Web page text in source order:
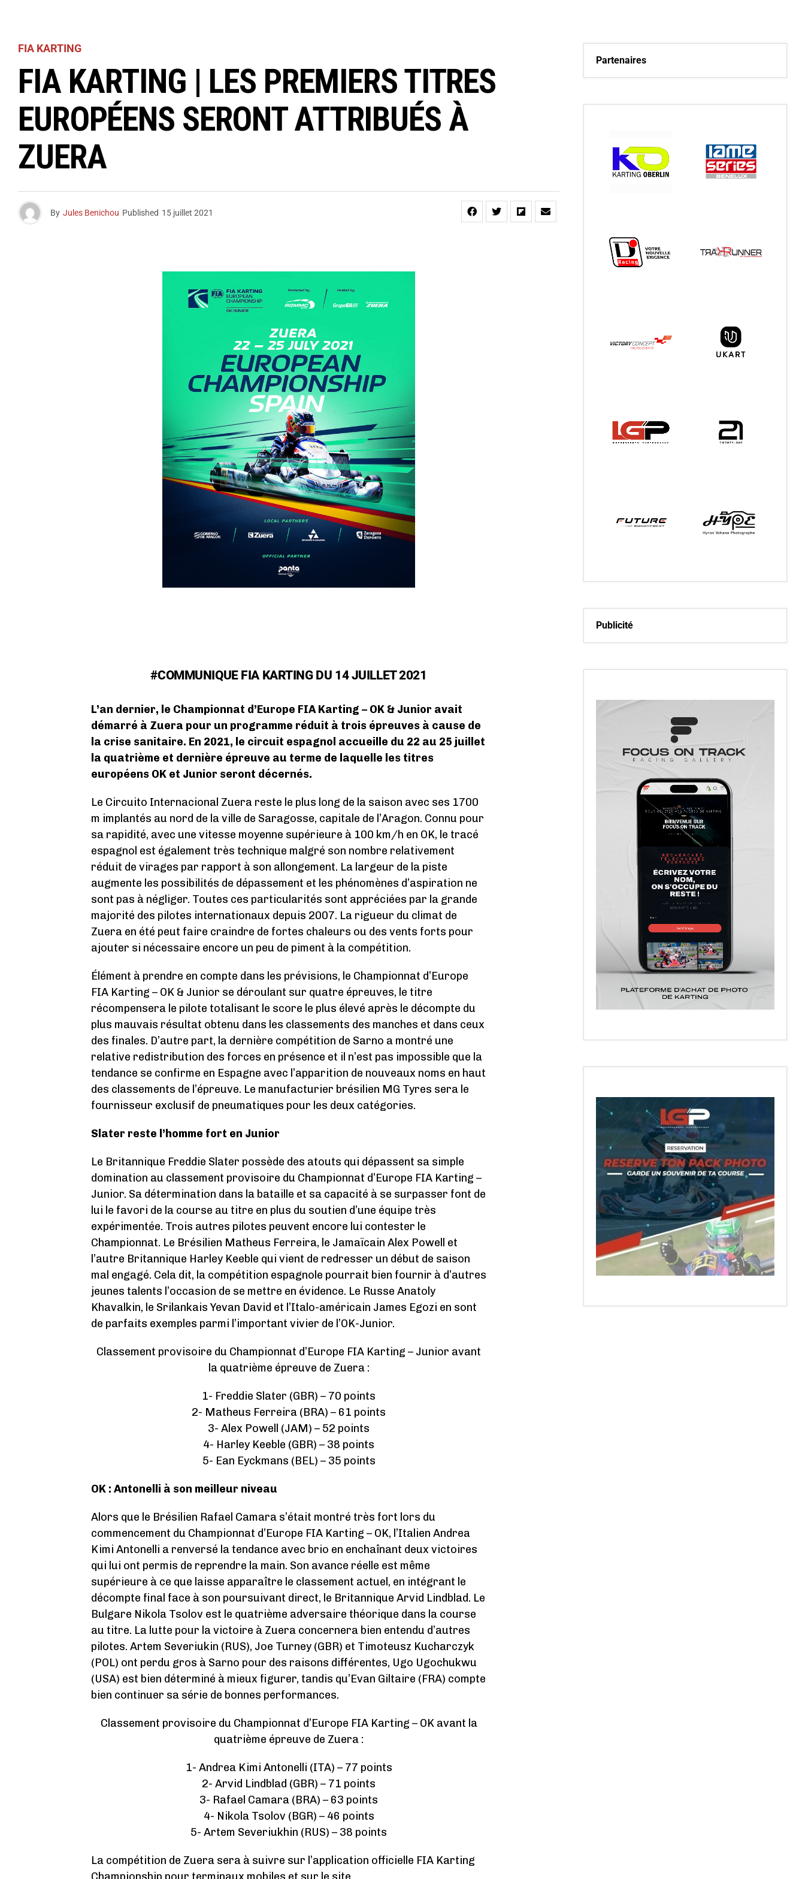
FIA KARTING
FIA KARTING | LES PREMIERS TITRES
EUROPÉENS SERONT ATTRIBUÉS À
ZUERA
By Jules Benichou Published 15 juillet 2021
#COMMUNIQUE FIA KARTING DU 14 JUILLET 2021
L’an dernier, le Championnat d’Europe FIA Karting – OK & Junior avait
démarré à Zuera pour un programme réduit à trois épreuves à cause de
la crise sanitaire. En 2021, le circuit espagnol accueille du 22 au 25 juillet
la quatrième et dernière épreuve au terme de laquelle les titres
européens OK et Junior seront décernés.
Le Circuito Internacional Zuera reste le plus long de la saison avec ses 1700
m implantés au nord de la ville de Saragosse, capitale de l’Aragon. Connu pour
sa rapidité, avec une vitesse moyenne supérieure à 100 km/h en OK, le tracé
espagnol est également très technique malgré son nombre relativement
réduit de virages par rapport à son allongement. La largeur de la piste
augmente les possibilités de dépassement et les phénomènes d’aspiration ne
sont pas à négliger. Toutes ces particularités sont appréciées par la grande
majorité des pilotes internationaux depuis 2007. La rigueur du climat de
Zuera en été peut faire craindre de fortes chaleurs ou des vents forts pour
ajouter si nécessaire encore un peu de piment à la compétition.
Élément à prendre en compte dans les prévisions, le Championnat d’Europe
FIA Karting – OK & Junior se déroulant sur quatre épreuves, le titre
récompensera le pilote totalisant le score le plus élevé après le décompte du
plus mauvais résultat obtenu dans les classements des manches et dans ceux
des finales. D’autre part, la dernière compétition de Sarno a montré une
relative redistribution des forces en présence et il n’est pas impossible que la
tendance se confirme en Espagne avec l’apparition de nouveaux noms en haut
des classements de l’épreuve. Le manufacturier brésilien MG Tyres sera le
fournisseur exclusif de pneumatiques pour les deux catégories.
Slater reste l’homme fort en Junior
Le Britannique Freddie Slater possède des atouts qui dépassent sa simple
domination au classement provisoire du Championnat d’Europe FIA Karting –
Junior. Sa détermination dans la bataille et sa capacité à se surpasser font de
lui le favori de la course au titre en plus du soutien d’une équipe très
expérimentée. Trois autres pilotes peuvent encore lui contester le
Championnat. Le Brésilien Matheus Ferreira, le Jamaïcain Alex Powell et
l’autre Britannique Harley Keeble qui vient de redresser un début de saison
mal engagé. Cela dit, la compétition espagnole pourrait bien fournir à d’autres
jeunes talents l’occasion de se mettre en évidence. Le Russe Anatoly
Khavalkin, le Srilankais Yevan David et l’Italo-américain James Egozi en sont
de parfaits exemples parmi l’important vivier de l’OK-Junior.
Classement provisoire du Championnat d’Europe FIA Karting – Junior avant
la quatrième épreuve de Zuera :
1- Freddie Slater (GBR) – 70 points
2- Matheus Ferreira (BRA) – 61 points
3- Alex Powell (JAM) – 52 points
4- Harley Keeble (GBR) – 38 points
5- Ean Eyckmans (BEL) – 35 points
OK : Antonelli à son meilleur niveau
Alors que le Brésilien Rafael Camara s’était montré très fort lors du
commencement du Championnat d’Europe FIA Karting – OK, l’Italien Andrea
Kimi Antonelli a renversé la tendance avec brio en enchaînant deux victoires
qui lui ont permis de reprendre la main. Son avance réelle est même
supérieure à ce que laisse apparaître le classement actuel, en intégrant le
décompte final face à son poursuivant direct, le Britannique Arvid Lindblad. Le
Bulgare Nikola Tsolov est le quatrième adversaire théorique dans la course
au titre. La lutte pour la victoire à Zuera concernera bien entendu d’autres
pilotes. Artem Severiukin (RUS), Joe Turney (GBR) et Timoteusz Kucharczyk
(POL) ont perdu gros à Sarno pour des raisons différentes, Ugo Ugochukwu
(USA) est bien déterminé à mieux figurer, tandis qu’Evan Giltaire (FRA) compte
bien continuer sa série de bonnes performances.
Classement provisoire du Championnat d’Europe FIA Karting – OK avant la
quatrième épreuve de Zuera :
1- Andrea Kimi Antonelli (ITA) – 77 points
2- Arvid Lindblad (GBR) – 71 points
3- Rafael Camara (BRA) – 63 points
4- Nikola Tsolov (BGR) – 46 points
5- Artem Severiukhin (RUS) – 38 points
La compétition de Zuera sera à suivre sur l’application officielle FIA Karting
Partenaires
Publicité